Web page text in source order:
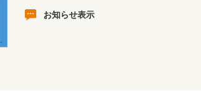
お知らせ表示